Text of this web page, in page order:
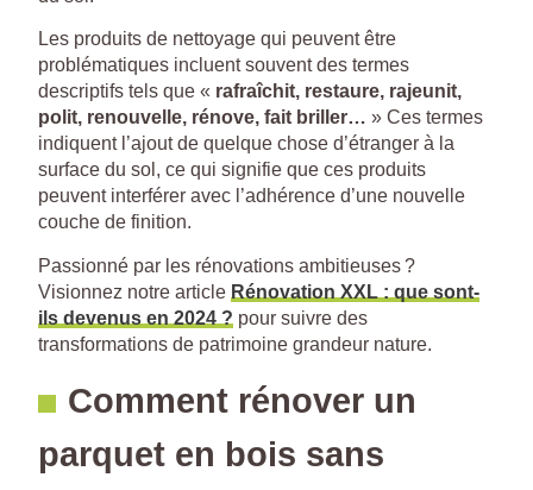
Les produits de nettoyage qui peuvent être
problématiques incluent souvent des termes
descriptifs tels que « rafraîchit, restaure, rajeunit,
polit, renouvelle, rénove, fait briller… » Ces termes
indiquent l’ajout de quelque chose d’étranger à la
surface du sol, ce qui signifie que ces produits
peuvent interférer avec l’adhérence d’une nouvelle
couche de finition.
Passionné par les rénovations ambitieuses ?
Visionnez notre article Rénovation XXL : que sont-
ils devenus en 2024 ? pour suivre des
transformations de patrimoine grandeur nature.
Comment rénover un
parquet en bois sans